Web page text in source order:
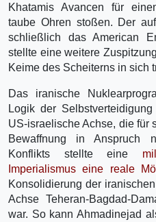
Khatamis Avancen für
taube Ohren stoßen. Der
schließlich das American
stellte eine weitere
Keime des Scheiterns in sich
Das iranische
Logik der
US-israelische Achse, die für
Bewaffnung in Anspruch
Konflikts stellte eine
Imperialismus eine reale
Konsolidierung der
Achse Teheran-Bagdad-
war. So kann Ahmadinejad